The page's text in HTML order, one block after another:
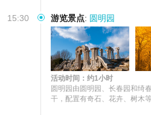
15:30 游览景点: 圆明园
活动时间：约1小时
圆明园由圆明园、长春园和绮
干，配置有奇石、花卉、树木